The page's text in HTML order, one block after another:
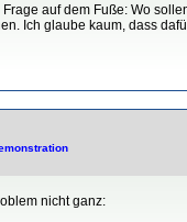
auf dem Fuße: Wo
Ich glaube kaum, dass
nicht ganz: